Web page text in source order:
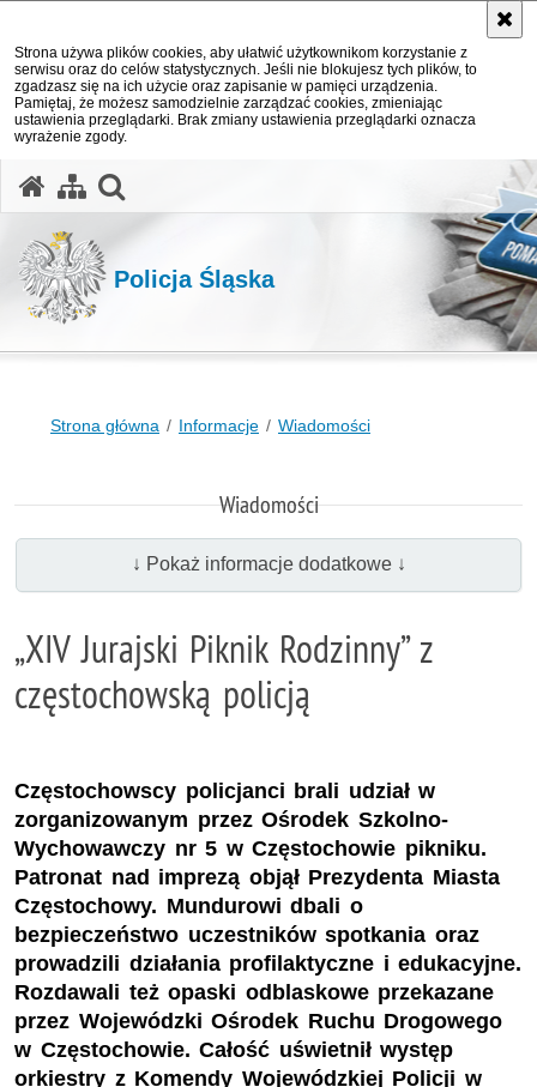
Strona używa plików cookies, aby ułatwić użytkownikom korzystanie z
serwisu oraz do celów statystycznych. Jeśli nie blokujesz tych plików, to
zgadzasz się na ich użycie oraz zapisanie w pamięci urządzenia.
Pamiętaj, że możesz samodzielnie zarządzać cookies, zmieniając
ustawienia przeglądarki. Brak zmiany ustawienia przeglądarki oznacza
wyrażenie zgody.
Policja Śląska
Strona główna Informacje Wiadomości
Wiadomości
↓ Pokaż informacje dodatkowe ↓
„XIV Jurajski Piknik Rodzinny” z
częstochowską policją
Częstochowscy policjanci brali udział w
zorganizowanym przez Ośrodek Szkolno-
Wychowawczy nr 5 w Częstochowie pikniku.
Patronat nad imprezą objął Prezydenta Miasta
Częstochowy. Mundurowi dbali o
bezpieczeństwo uczestników spotkania oraz
prowadzili działania profilaktyczne i edukacyjne.
Rozdawali też opaski odblaskowe przekazane
przez Wojewódzki Ośrodek Ruchu Drogowego
w Częstochowie. Całość uświetnił występ
orkiestry z Komendy Wojewódzkiej Policji w